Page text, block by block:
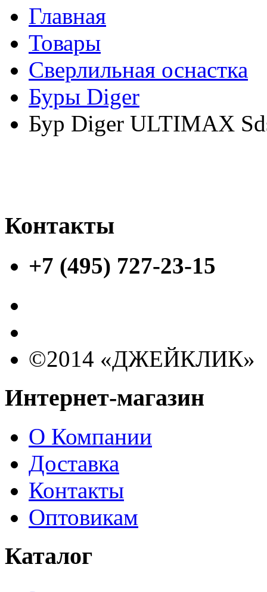
Главная
Товары
Сверлильная оснастка
Буры Diger
Бур Diger ULTIMAX
Контакты
+7 (495) 727-23-15
©2014 «ДЖЕЙКЛИК»
Интернет-магазин
О Компании
Доставка
Контакты
Оптовикам
Каталог